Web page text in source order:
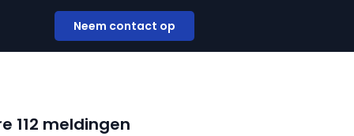
Neem contact op
112 meldingen